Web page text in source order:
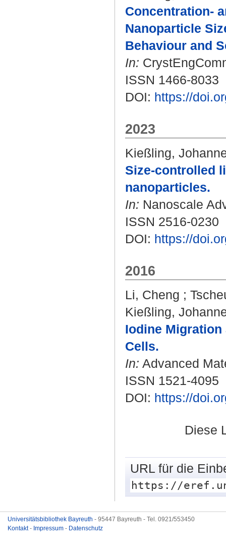
Concentration-
Nanoparticle
Behaviour and
In:
ISSN 1466-8033
DOI: https://
2023
Kießling,
Size-controlled
nanoparticles.
In: Nanoscale
ISSN 2516-0230
DOI: https://
2016
Li, Cheng ;
Kießling,
Iodine
Cells.
In: Advanced
ISSN 1521-4095
DOI: https://
Diese
URL für die
https://
Universitätsbibliothek Bayreuth - 95447 Bayreuth - Tel. 0921/553450
Kontakt- Impressum - Datenschutz